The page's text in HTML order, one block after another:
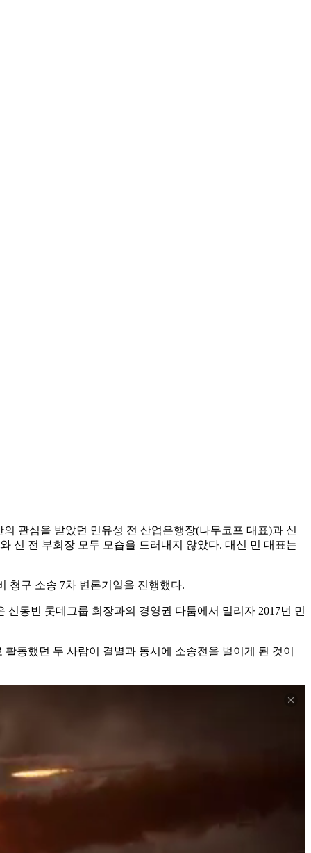
관심을 받았던 민유성 전 산업은행장(나무코프 대표)과 신
신 전 부회장 모두 모습을 드러내지 않았다. 대신 민 대표는
청구 소송 7차 변론기일을 진행했다.
동빈 롯데그룹 회장과의 경영권 다툼에서 밀리자 2017년 민
동했던 두 사람이 결별과 동시에 소송전을 벌이게 된 것이